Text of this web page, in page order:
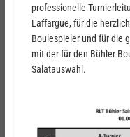
professionelle
Laffargue, für die
Boulespieler und für die
mit der für den Bühler
Salatauswahl.